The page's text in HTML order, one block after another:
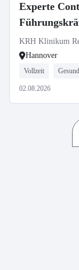
Experte
KRH Klinikum
Hannover
Vollzeit
02.08.2026